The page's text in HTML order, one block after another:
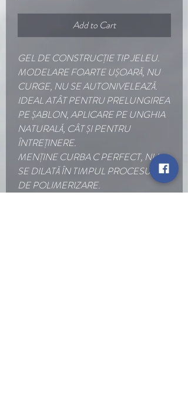
Add to Cart
GEL DE CONSTRUCȚIE TIP JELEU.
MODELARE FOARTE UȘOARĂ, NU
CURGE, NU SE AUTONIVELEAZĂ.
IDEAL ATÂT PENTRU PRELUNGIREA
PE ȘABLON, APLICARE PE UNGHIA
NATURALĂ, CÂT ȘI PENTRU
ÎNTREȚINERE.
MENȚINE CURBA C PERFECT, NU
SE DILATĂ ÎN TIMPUL PROCESULUI
DE POLIMERIZARE.